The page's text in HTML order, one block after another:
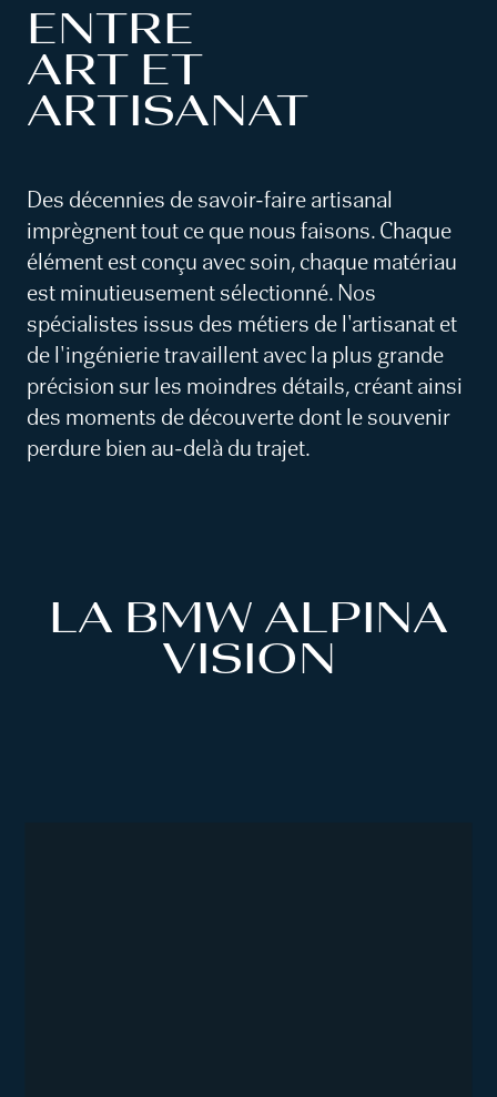
ENTRE
ART ET
ARTISANAT
Des décennies de savoir-faire artisanal
imprègnent tout ce que nous faisons. Chaque
élément est conçu avec soin, chaque matériau
est minutieusement sélectionné. Nos
spécialistes issus des métiers de l'artisanat et
de l'ingénierie travaillent avec la plus grande
précision sur les moindres détails, créant ainsi
des moments de découverte dont le souvenir
perdure bien au-delà du trajet.
LA BMW ALPINA
VISION